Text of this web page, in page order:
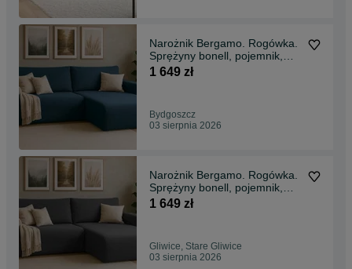
Narożnik Bergamo. Rogówka.
Sprężyny bonell, pojemnik,
automat, welur
1 649 zł
Bydgoszcz
03 sierpnia 2026
Narożnik Bergamo. Rogówka.
Sprężyny bonell, pojemnik,
automat, welur
1 649 zł
Gliwice, Stare Gliwice
03 sierpnia 2026